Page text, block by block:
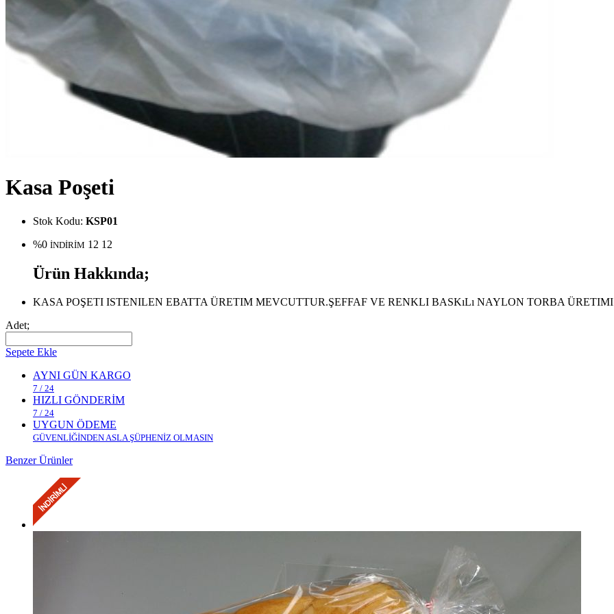
Kasa Poşeti
Stok Kodu: KSP01
%0 İNDİRİM 12 12
Ürün Hakkında;
KASA POŞETI ISTENILEN EBATTA ÜRETIM MEVCUTTUR.ŞEFFAF VE RENKLI BASKıLı NAYLON TORBA ÜRETIMI
Adet;
Sepete Ekle
AYNI GÜN KARGO
7 / 24
HIZLI GÖNDERİM
7 / 24
UYGUN ÖDEME
GÜVENLİĞİNDEN ASLA ŞÜPHENİZ OLMASIN
Benzer Ürünler